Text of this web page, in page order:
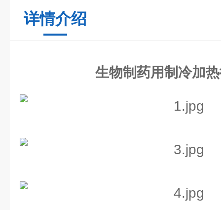
详情介绍
生物制药用制冷加